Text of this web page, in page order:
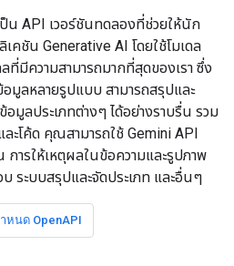
น API เวอร์ชันทดลองที่ช่วยให้นัก
ชัน Generative AI โดยใช้โมเดล
ที่มีความสามารถมากที่สุดของเรา ซึ่ง
มูลหลายรูปแบบ สามารถสรุปและ
อมูลประเภทต่างๆ ได้อย่างราบรื่น รวม
ละโค้ด คุณสามารถใช้ Gemini API
การให้เหตุผลในข้อความและรูปภาพ
บ ระบบสรุปและจัดประเภท และอื่นๆ
หนด OpenAPI